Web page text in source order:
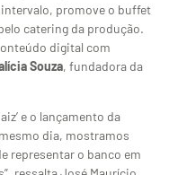
intervalo, promove o buffet
catering da produção.
digital com
Souza, fundadora da
e o lançamento da
dia, mostramos
representar o banco em